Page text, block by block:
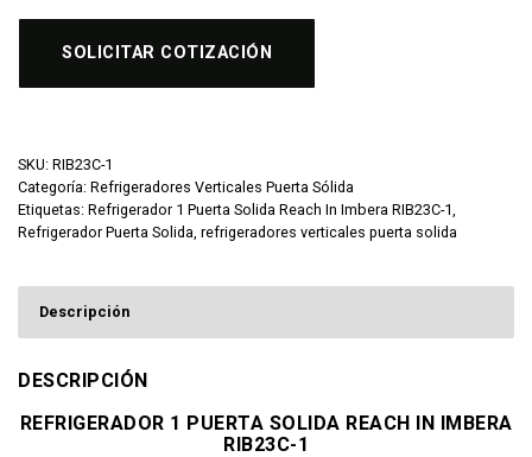
SOLICITAR COTIZACIÓN
SKU: RIB23C-1
Categoría: Refrigeradores Verticales Puerta Sólida
Etiquetas: Refrigerador 1 Puerta Solida Reach In Imbera RIB23C-1
Refrigerador Puerta Solida refrigeradores verticales puerta solida
Descripción
DESCRIPCIÓN
REFRIGERADOR 1 PUERTA SOLIDA REACH IN IMBERA
RIB23C-1